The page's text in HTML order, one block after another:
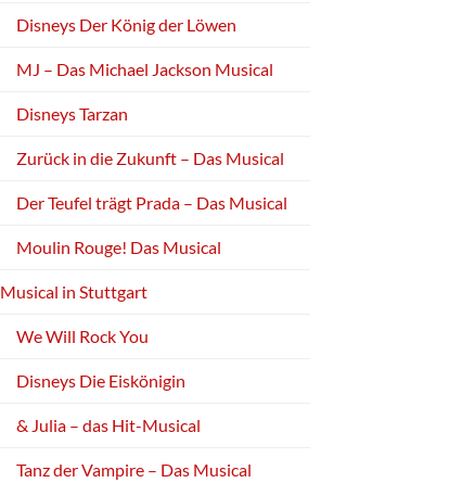
Disneys Der König der Löwen
MJ – Das Michael Jackson Musical
Disneys Tarzan
Zurück in die Zukunft – Das Musical
Der Teufel trägt Prada – Das Musical
Moulin Rouge! Das Musical
Musical in Stuttgart
We Will Rock You
Disneys Die Eiskönigin
& Julia – das Hit-Musical
Tanz der Vampire – Das Musical